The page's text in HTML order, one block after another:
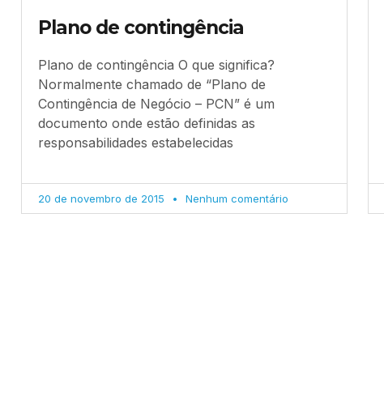
Plano de contingência
Plano de contingência O que significa?
Normalmente chamado de “Plano de
Contingência de Negócio – PCN” é um
documento onde estão definidas as
responsabilidades estabelecidas
20 de novembro de 2015 Nenhum comentário